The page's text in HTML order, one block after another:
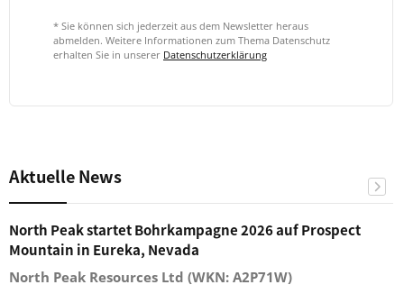
* Sie können sich jederzeit aus dem Newsletter heraus
abmelden. Weitere Informationen zum Thema Datenschutz
erhalten Sie in unserer Datenschutzerklärung
Aktuelle News
North Peak startet Bohrkampagne 2026 auf Prospect
Mountain in Eureka, Nevada
North Peak Resources Ltd (WKN: A2P71W)